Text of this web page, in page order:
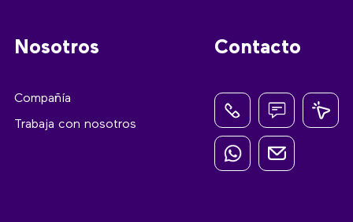
Nosotros
Compañía
Trabaja con nosotros
Contacto